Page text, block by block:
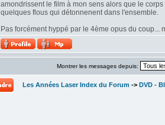
amondrissent le film à mon sens alors que le
quelques flous qui détonnenent dans l'ensemble.
Pas forcément hyppé par le 4ème opus du
Montrer les messages depuis:
Les Années Laser Index du Forum -> DVD -